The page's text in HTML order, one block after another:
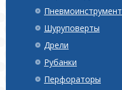
Пневмоинструмент
Шуруповерты
Дрели
Рубанки
Перфораторы